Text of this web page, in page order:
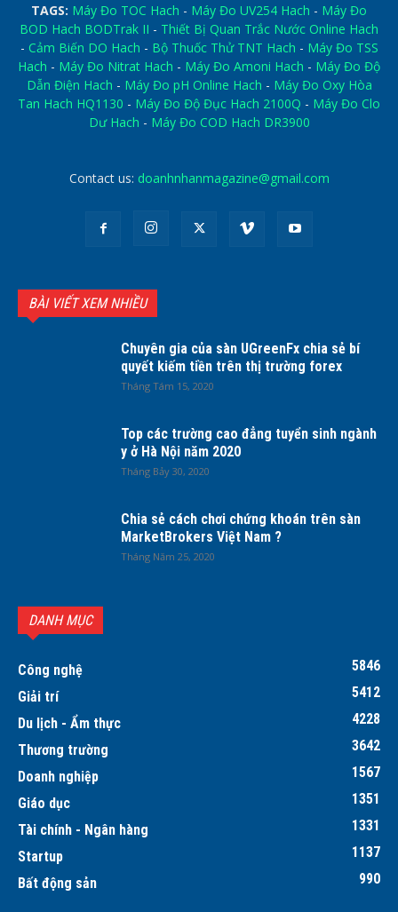
TAGS: Máy Đo TOC Hach - Máy Đo UV254 Hach - Máy Đo
BOD Hach BODTrak II - Thiết Bị Quan Trắc Nước Online Hach
- Cảm Biến DO Hach - Bộ Thuốc Thử TNT Hach - Máy Đo TSS
Hach - Máy Đo Nitrat Hach - Máy Đo Amoni Hach - Máy Đo Độ
Dẫn Điện Hach - Máy Đo pH Online Hach - Máy Đo Oxy Hòa
Tan Hach HQ1130 - Máy Đo Độ Đục Hach 2100Q - Máy Đo Clo
Dư Hach - Máy Đo COD Hach DR3900
Contact us: doanhnhanmagazine@gmail.com
BÀI VIẾT XEM NHIỀU
Chuyên gia của sàn UGreenFx chia sẻ bí
quyết kiếm tiền trên thị trường forex
Tháng Tám 15, 2020
Top các trường cao đẳng tuyển sinh ngành
y ở Hà Nội năm 2020
Tháng Bảy 30, 2020
Chia sẻ cách chơi chứng khoán trên sàn
MarketBrokers Việt Nam ?
Tháng Năm 25, 2020
DANH MỤC
Công nghệ
5846
Giải trí
5412
Du lịch - Ẩm thực
4228
Thương trường
3642
Doanh nghiệp
1567
Giáo dục
1351
Tài chính - Ngân hàng
1331
Startup
1137
Bất động sản
990